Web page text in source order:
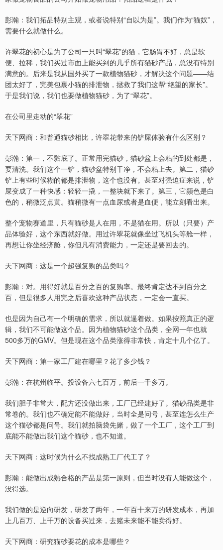
彭瀚：我们拓品特别主观，或者说特别“自以为是”。我们作为“猫奴”，
需要什么就做什么。
许翠花的初心是为了公司一只叫“翠花”的猫，它肠胃不好，总是软
便、拉稀，我们买过市面上能买到的几乎所有猫砂产品，总没有特别
满意的。后来是我从国外买了一款植物猫砂，才解决这个问题——结
团太好了，完美包裹小猫的排泄物，拯救了我们这帮“绝望的家长”。
于是我们说，我们也要做植物猫砂，为了“翠花”。
在公司里走动的“翠花”
天下网商：和普通猫砂相比，许翠花带来的铲屎体验有什么区别？
彭瀚：第一，不黏底了。正常用完猫砂，猫砂盆上会粘的到处都是，
要清洗。我们这个一铲，猫砂盆特别干净，不会粘上去。第二，猫砂
铲上有些时候糊的都是排泄物，这个也没有。甚至对强迫症来说，铲
屎变成了一种快感：轻轻一撬，一整块就下来了。第三，它颜色是白
色的，稍微泛点黄。猫稍微有一点血尿或者是血便，能立刻看出来。
整个宠物赛道里，只有猫砂是人在用，不是猫在用。所以（只要）产
品体验好，这个东西就好做。用过许翠花就像坐过飞机头等舱一样，
再想让你坐经济舱，你但凡有消费能力，一定还是要回去的。
天下网商：这是一个超强复购的品类吗？
彭瀚：对。用得好就是百分之百的复购率。最终肯定达不到百分之
百，但是很多人用完之后喜欢这种产品状态，一定会一直买。
也是因为自己有一个明确的需求，所以就逼着做。如果按照真正的逻
辑，我们不可能做这个品。因为植物猫砂这个品类，全网一年也就
500多万的GMV。但是现在这个品类涨得非常快，肯定十几个亿了。
天下网商：第一家工厂建在哪里？花了多少钱？
彭瀚：在杭州临平。投设备六七百万，前后一千多万。
我们胆子非常大，配方还没做出来，工厂已经建好了。猫砂品类是非
常卷的。我们也不确定能不能做好，当时全是问号，甚至连怎么生产
这个猫砂都是问号。我们就拍脑袋先赌，做了一个工厂，这个工厂到
底能不能做出我们这个猫砂，也不知道。
天下网商：这时候为什么不找成熟工厂代工了？
彭瀚：能做出成熟合格的产品是第一原则，但当时没有人能做这个，
没得选。
我们做的是逆向研发，研发了两年，一年百十来万的研发成本，再加
上几百万、上千万的设备买过来，去赌未来能不能卖得好。
天下网商：研究猫砂要花的成本是哪些？